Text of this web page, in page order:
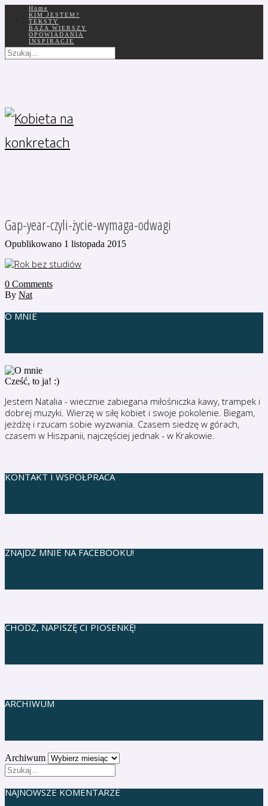
Home
KIM JESTEM?
TEKSTY
BAZA WIERSZY
OPOWIADANIA
INSPIRACJE
Gap-year-czyli-życie-wymaga-odwagi
Opublikowano 1 listopada 2015
0 Comments
By Nat
O MNIE
Cześć, to ja! :)
Jestem Natalia - wiecznie zabiegana miłośniczka kawy, trampek i
dobrej muzyki. Wierzę w siłę kobiet i swoje pokolenie. Biegam,
jeżdżę i rzucam sobie wyzwania. Czasem siedzę w górach,
czasem w Hiszpanii, najczęściej jednak - w Krakowie.
KONTAKT I WSPÓŁPRACA
ZNAJDŹ MNIE NA FACEBOOKU!
CHODŹ, NAPISZĘ CI PIOSENKĘ!
ARCHIWUM
Archiwum
NAJNOWSZE KOMENTARZE